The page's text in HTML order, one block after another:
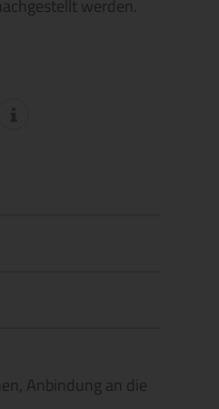
werden.
Anbindung an die